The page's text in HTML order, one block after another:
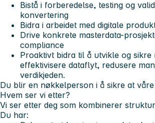
Bistå i forberedelse, testing og
konvertering
Bidra i arbeidet med digitale
Drive konkrete masterdata-
compliance
Proaktivt bidra til å utvikle og
effektivisere dataflyt, redusere
verdikjeden.
Du blir en nøkkelperson i å sikre at
Hvem ser vi etter?
Vi ser etter deg som kombinerer
Du har: